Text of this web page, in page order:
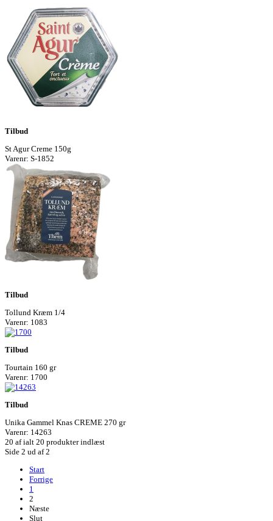
Tilbud
St Agur Creme 150g
Varenr: S-1852
Tilbud
Tollund Kræm 1/4
Varenr: 1083
Tilbud
Tourtain 160 gr
Varenr: 1700
Tilbud
Unika Gammel Knas CREME 270 gr
Varenr: 14263
20 af ialt 20 produkter indlæst
Side 2 ud af 2
Start
Forrige
1
2
Næste
Slut